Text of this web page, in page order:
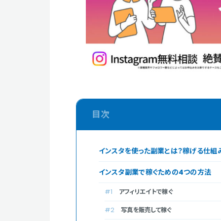
インスタを使った副業とは？稼げる仕組
インスタ副業で稼ぐための4つの方法
アフィリエイトで稼ぐ
写真を販売して稼ぐ